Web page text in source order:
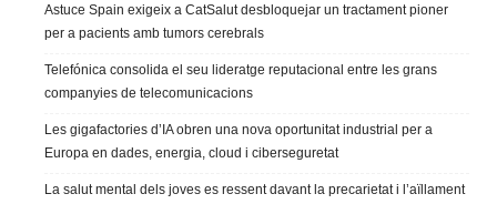
Astuce Spain exigeix a CatSalut desbloquejar un tractament pioner
per a pacients amb tumors cerebrals
Telefónica consolida el seu lideratge reputacional entre les grans
companyies de telecomunicacions
Les gigafactories d’IA obren una nova oportunitat industrial per a
Europa en dades, energia, cloud i ciberseguretat
La salut mental dels joves es ressent davant la precarietat i l’aïllament